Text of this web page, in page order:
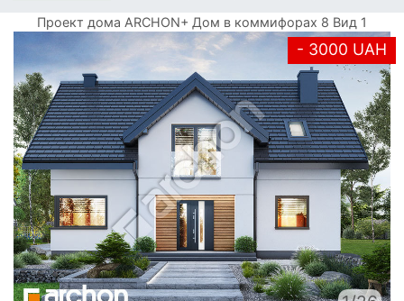
Проект дома ARCHON+ Дом в коммифорах 8 Вид 1
- 3000 UAH